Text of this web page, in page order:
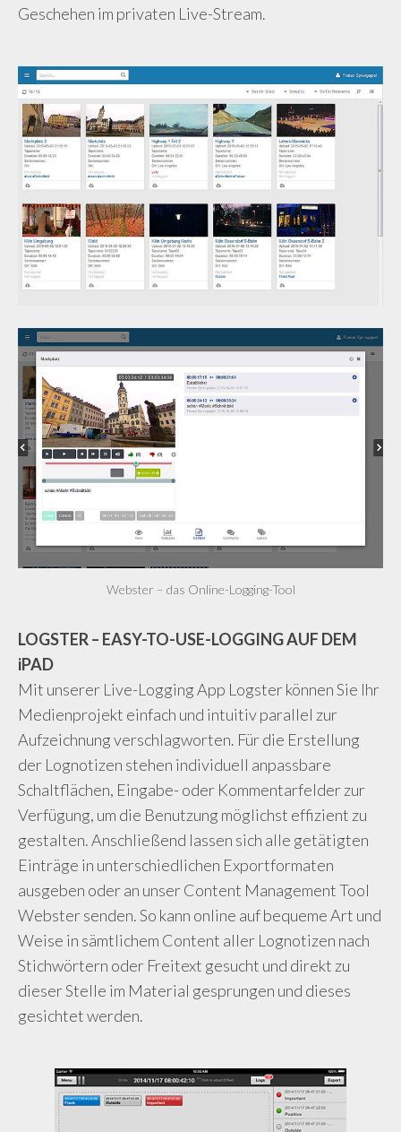
Geschehen im privaten Live-Stream.
Webster – das Online-Logging-Tool
LOGSTER – EASY-TO-USE-LOGGING AUF DEM
iPAD
Mit unserer Live-Logging App Logster können Sie Ihr
Medienprojekt einfach und intuitiv parallel zur
Aufzeichnung verschlagworten. Für die Erstellung
der Lognotizen stehen individuell anpassbare
Schaltflächen, Eingabe- oder Kommentarfelder zur
Verfügung, um die Benutzung möglichst effizient zu
gestalten. Anschließend lassen sich alle getätigten
Einträge in unterschiedlichen Exportformaten
ausgeben oder an unser Content Management Tool
Webster senden. So kann online auf bequeme Art und
Weise in sämtlichem Content aller Lognotizen nach
Stichwörtern oder Freitext gesucht und direkt zu
dieser Stelle im Material gesprungen und dieses
gesichtet werden.